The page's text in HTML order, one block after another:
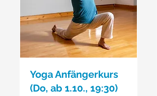
Yoga Anfängerkurs
(Do, ab 1.10., 19:30)